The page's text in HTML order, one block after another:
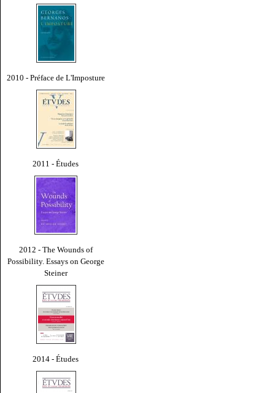
2010 - Préface de L'Imposture
2011 - Études
2012 - The Wounds of
Possibility. Essays on George
Steiner
2014 - Études